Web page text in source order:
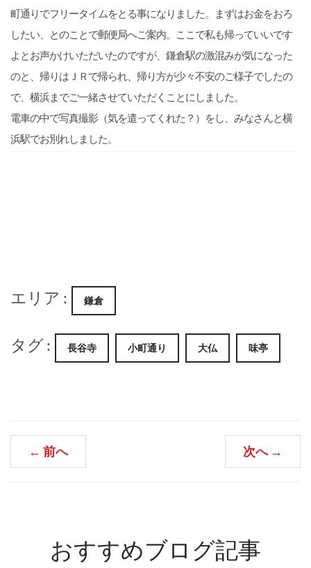
町通りでフリータイムをとる事になりました。まずはお金をおろ
したい、とのことで郵便局へご案内。ここで私も帰っていいです
よとお声かけいただいたのですが、鎌倉駅の激混みが気になった
のと、帰りはＪＲで帰られ、帰り方が少々不安のご様子でしたの
で、横浜までご一緒させていただくことにしました。
電車の中で写真撮影（気を遣ってくれた？）をし、みなさんと横
浜駅でお別れしました。
エリア : 鎌倉
タグ : 長谷寺 小町通り 大仏 味亭
← 前へ 次へ →
おすすめブログ記事